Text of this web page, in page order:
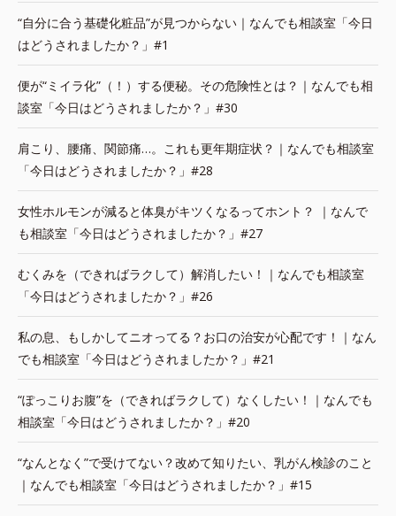
“自分に合う基礎化粧品”が見つからない｜なんでも相談室「今日
はどうされましたか？」#1
便が“ミイラ化”（！）する便秘。その危険性とは？｜なんでも相
談室「今日はどうされましたか？」#30
肩こり、腰痛、関節痛…。これも更年期症状？｜なんでも相談室
「今日はどうされましたか？」#28
女性ホルモンが減ると体臭がキツくなるってホント？ ｜なんで
も相談室「今日はどうされましたか？」#27
むくみを（できればラクして）解消したい！｜なんでも相談室
「今日はどうされましたか？」#26
私の息、もしかしてニオってる？お口の治安が心配です！｜なん
でも相談室「今日はどうされましたか？」#21
“ぽっこりお腹”を（できればラクして）なくしたい！｜なんでも
相談室「今日はどうされましたか？」#20
“なんとなく”で受けてない？改めて知りたい、乳がん検診のこと
｜なんでも相談室「今日はどうされましたか？」#15